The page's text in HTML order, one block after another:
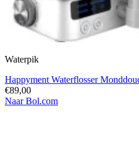
Waterpik
Happyment Waterflosser
€89,00
Naar Bol.com